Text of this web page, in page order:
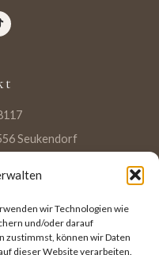
wir Technologien wie
und/oder darauf
zustimmst, können wir Daten
dieser Website verarbeiten.
Seukendorf
nach Vereinbarung.